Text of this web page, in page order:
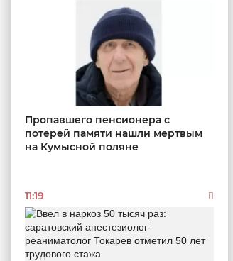
Пропавшего пенсионера с
потерей памяти нашли мертвым
на Кумысной поляне
11:19